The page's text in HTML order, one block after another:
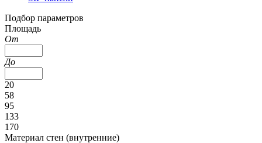
Подбор параметров
Площадь
От
До
20
58
95
133
170
Материал стен (внутренние)